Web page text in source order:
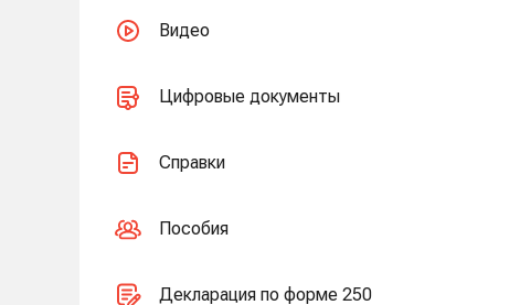
Видео
Цифровые документы
Справки
Пособия
Декларация по форме 250